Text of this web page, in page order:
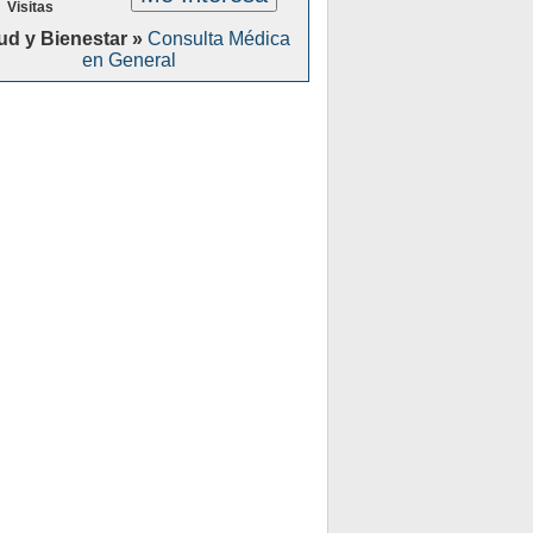
Visitas
y Bienestar » Consulta Médica
en General